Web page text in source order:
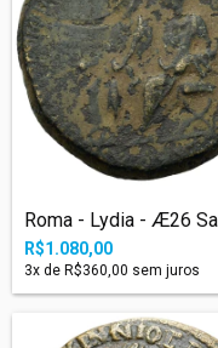
Roma - Lydia - Æ26
R$1.080,00
3x de R$360,00 sem juros